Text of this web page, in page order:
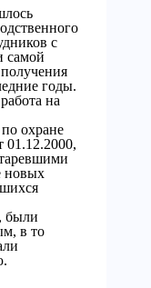
с
самой
годы.
на
охране
01.12.2000,
новых
были
в то